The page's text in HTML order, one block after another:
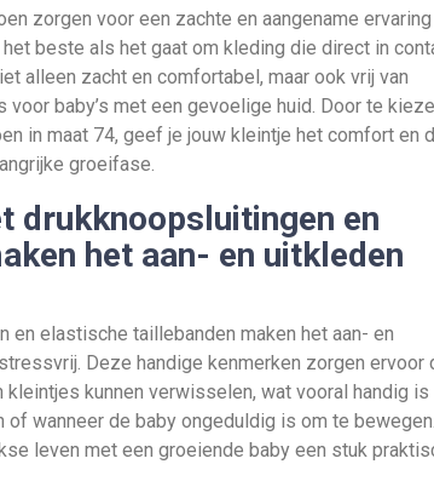
zorgen voor een zachte en aangename ervaring
beste als het gaat om kleding die direct in
alleen zacht en comfortabel, maar ook vrij van
baby’s met een gevoelige huid. Door te
in maat 74, geef je jouw kleintje het comfort en
groeifase.
drukknoopsluitingen en
het aan- en uitkleden
elastische taillebanden maken het aan- en
Deze handige kenmerken zorgen ervoor
kunnen verwisselen, wat vooral handig is
wanneer de baby ongeduldig is om te bewegen.
leven met een groeiende baby een stuk